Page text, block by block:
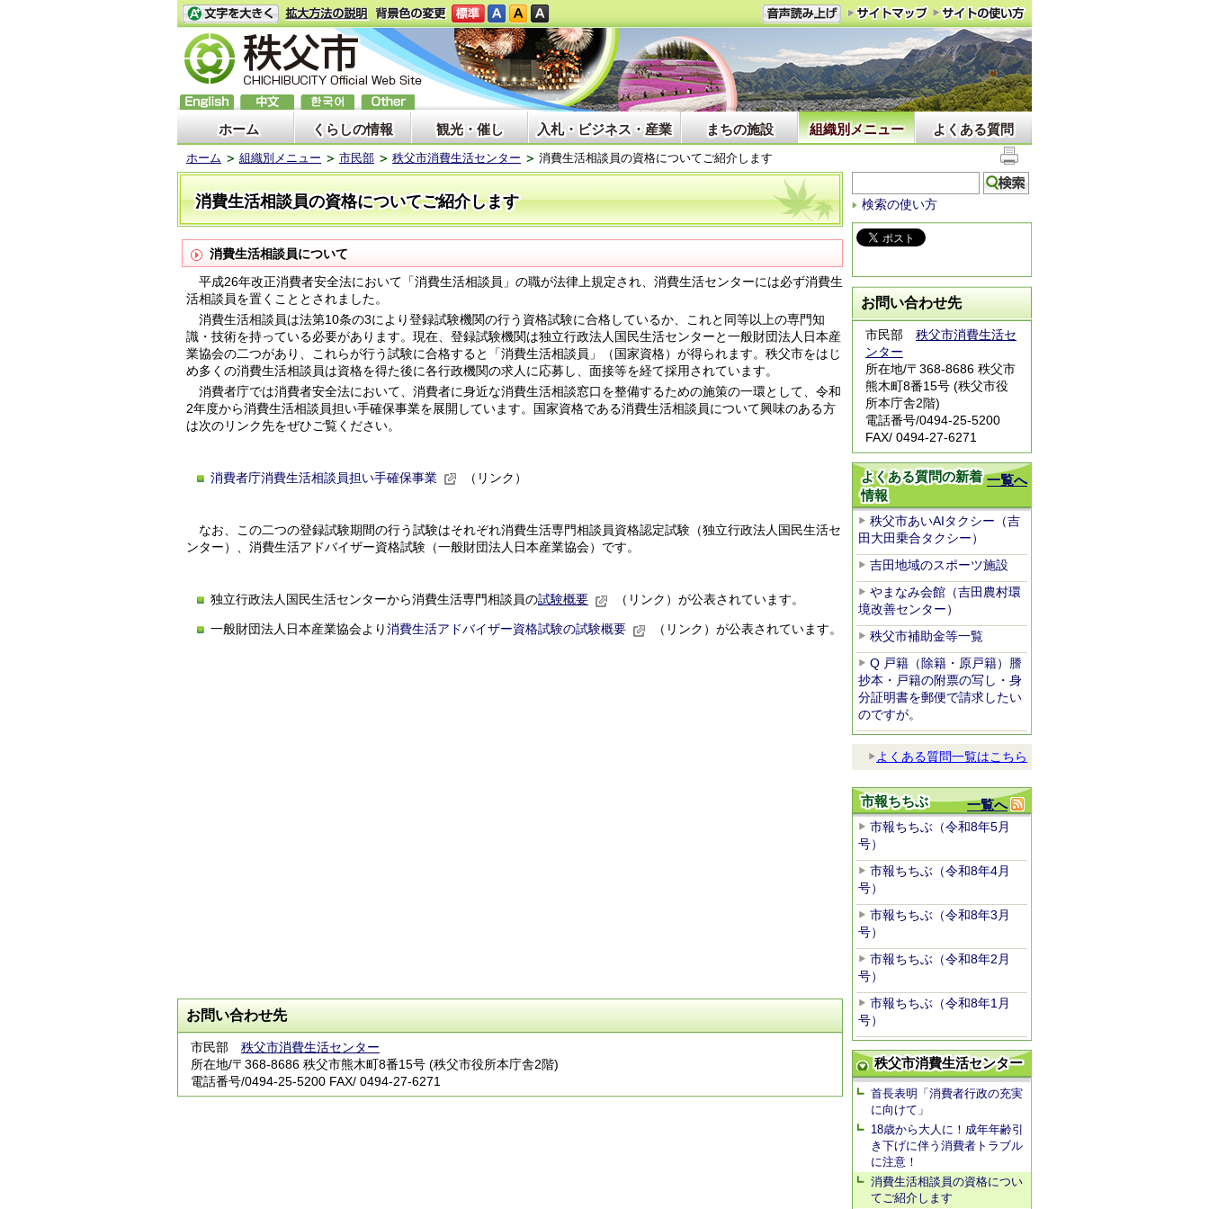
ホーム くらしの情報 観光・催し 入札・ビジネス・産業 まちの施設 組織別メニュー よくある質問
ホーム 組織別メニュー 市民部 秩父市消費生活センター 消費生活相談員の資格についてご紹介します
消費生活相談員の資格についてご紹介します
消費生活相談員について
平成26年改正消費者安全法において「消費生活相談員」の職が法律上規定され、消費生活センターには必ず消費生
活相談員を置くこととされました。
消費生活相談員は法第10条の3により登録試験機関の行う資格試験に合格しているか、これと同等以上の専門知
識・技術を持っている必要があります。現在、登録試験機関は独立行政法人国民生活センターと一般財団法人日本産
業協会の二つがあり、これらが行う試験に合格すると「消費生活相談員」（国家資格）が得られます。秩父市をはじ
め多くの消費生活相談員は資格を得た後に各行政機関の求人に応募し、面接等を経て採用されています。
消費者庁では消費者安全法において、消費者に身近な消費生活相談窓口を整備するための施策の一環として、 令和
2年度から消費生活相談員担い手確保事業を展開しています。国家資格である消費生活相談員について興味のある方
は次のリンク先をぜひご覧ください。
消費者庁消費生活相談員担い手確保事業 （リンク）
なお、この二つの登録試験期間の行う試験はそれぞれ消費生活専門相談員資格認定試験（独立行政法人国民生活セ
ンター）、消費生活アドバイザー資格試験（一般財団法人日本産業協会）です。
独立行政法人国民生活センターから消費生活専門相談員の試験概要 （リンク）が公表されています。
一般財団法人日本産業協会より消費生活アドバイザー資格試験の試験概要 （リンク）が公表されています。
お問い合わせ先
市民部 秩父市消費生活センター
所在地/〒368-8686 秩父市熊木町8番15号 (秩父市役所本庁舎2階)
電話番号/0494-25-5200 FAX/ 0494-27-6271
検索の使い方
お問い合わせ先
市民部 秩父市消費生活セ
ンター
所在地/〒368-8686 秩父市
熊木町8番15号 (秩父市役
所本庁舎2階)
電話番号/0494-25-5200
FAX/ 0494-27-6271
一覧へ
よくある質問の新着
情報
秩父市あいAIタクシー（吉
田大田乗合タクシー）
吉田地域のスポーツ施設
やまなみ会館（吉田農村環
境改善センター）
秩父市補助金等一覧
Q 戸籍（除籍・原戸籍）謄
抄本・戸籍の附票の写し・身
分証明書を郵便で請求したい
のですが。
よくある質問一覧はこちら
一覧へ
市報ちちぶ
市報ちちぶ（令和8年5月
号）
市報ちちぶ（令和8年4月
号）
市報ちちぶ（令和8年3月
号）
市報ちちぶ（令和8年2月
号）
市報ちちぶ（令和8年1月
号）
秩父市消費生活センター
首長表明「消費者行政の充実
に向けて」
18歳から大人に！成年年齢引
き下げに伴う消費者トラブル
に注意！
消費生活相談員の資格につい
てご紹介します